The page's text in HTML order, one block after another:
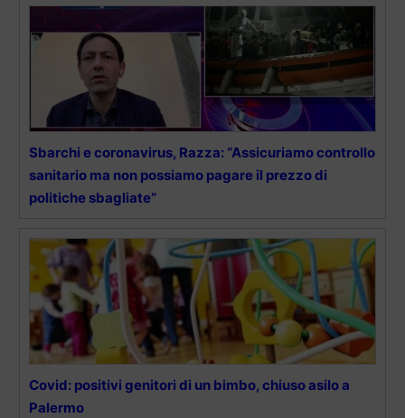
Sbarchi e coronavirus, Razza: “Assicuriamo controllo
sanitario ma non possiamo pagare il prezzo di
politiche sbagliate”
Covid: positivi genitori di un bimbo, chiuso asilo a
Palermo